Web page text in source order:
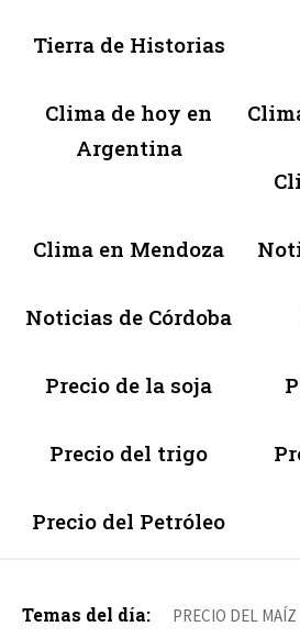
Tierra de Historias
Clima de hoy en
Argentina
Clima en Mendoza
Noticias de Córdoba
Precio de la soja
Precio del trigo
Precio del Petróleo
Temas del día: PRECIO DEL MAÍZ